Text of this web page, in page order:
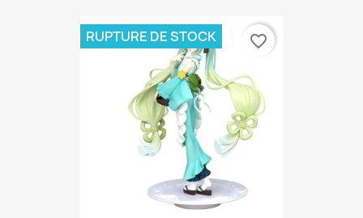
RUPTURE DE STOCK favorite_border